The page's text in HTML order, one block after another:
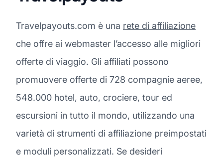
Travelpayouts.com è una rete di affiliazione
che offre ai webmaster l’accesso alle migliori
offerte di viaggio. Gli affiliati possono
promuovere offerte di 728 compagnie aeree,
548.000 hotel, auto, crociere, tour ed
escursioni in tutto il mondo, utilizzando una
varietà di strumenti di affiliazione preimpostati
e moduli personalizzati. Se desideri